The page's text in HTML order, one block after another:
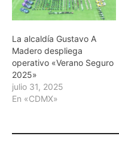
La alcaldía Gustavo A
Madero despliega
operativo «Verano Seguro
2025»
julio 31, 2025
En «CDMX»